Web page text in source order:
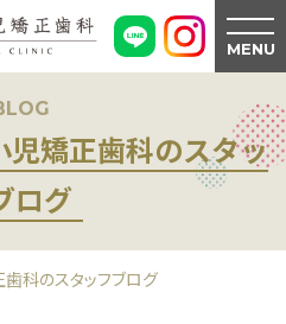
MENU
児矯正歯科のスタッ
ログ
科のスタッフブログ